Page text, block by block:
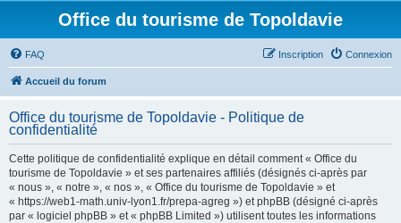
Office du tourisme de Topoldavie
FAQ Connexion
Inscription
Accueil du forum
Office du tourisme de Topoldavie - Politique de
confidentialité
Cette politique de confidentialité explique en détail comment « Office du
tourisme de Topoldavie » et ses partenaires affiliés (désignés ci-après par
« nous », « notre », « nos », « Office du tourisme de Topoldavie » et
« https://web1-math.univ-lyon1.fr/prepa-agreg ») et phpBB (désigné ci-après
par « logiciel phpBB » et « phpBB Limited ») utilisent toutes les informations